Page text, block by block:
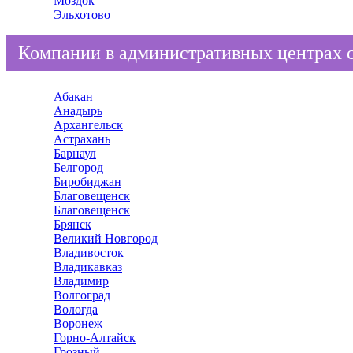
Эльхотово
Компании в административных центрах
Абакан
Анадырь
Архангельск
Астрахань
Барнаул
Белгород
Биробиджан
Благовещенск
Благовещенск
Брянск
Великий Новгород
Владивосток
Владикавказ
Владимир
Волгоград
Вологда
Воронеж
Горно-Алтайск